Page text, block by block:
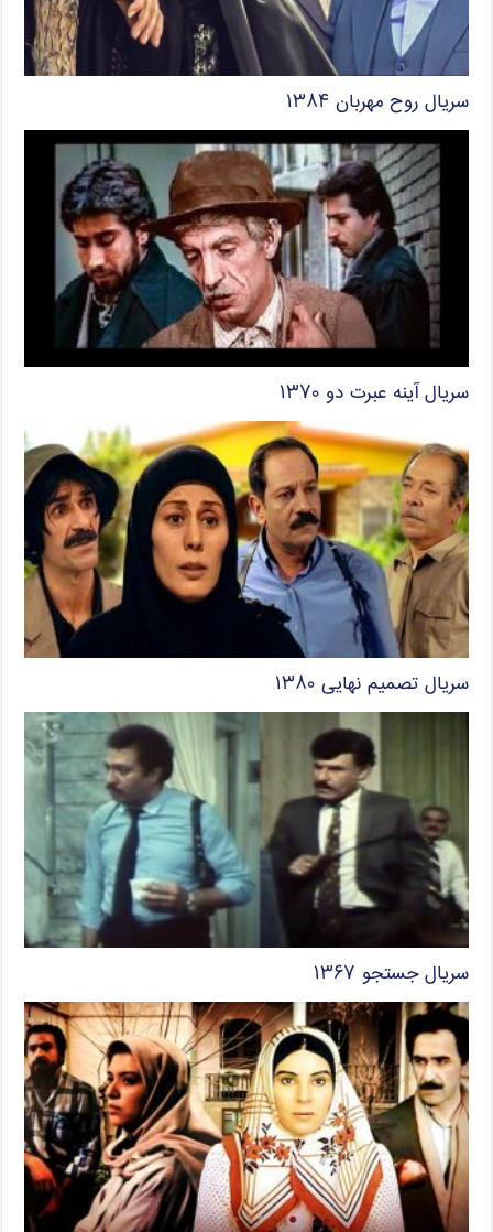
سریال روح مهربان ۱۳۸۴
سریال آینه عبرت دو ۱۳۷۰
سریال تصمیم نهایی ۱۳۸۰
سریال جستجو ۱۳۶۷